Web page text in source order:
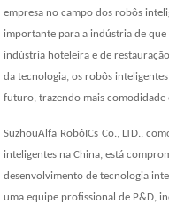
empresa no campo dos robôs
importante para a indústria de
indústria hoteleira e de
da tecnologia, os robôs
futuro, trazendo mais comodidade
SuzhouAlfa Robô ICs Co., LTD.,
inteligentes na China, está
desenvolvimento de tecnologia
uma equipe profissional de P&D,